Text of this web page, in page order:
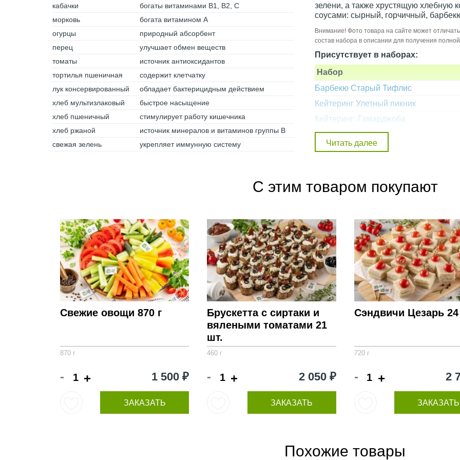
кабачки
богаты витаминами В1, В2, С
морковь
богата витамином А
огурцы
природный абсорбент
перец
улучшает обмен веществ
томаты
источник антиоксидантов
тортилья пшеничная
содержит клетчатку
лук консервированный
обладает бактерицидным действием
хлеб мультизлаковый
быстрое насыщение
хлеб пшеничный
стимулирует работу кишечника
хлеб ржаной
источник минералов и витаминов группы B
свежая зелень
укрепляет иммунную систему
зелени, а также хрустящую хлебную
соусами: сырный, горчичный,
Внимание! Фото товара на сайте может
состав набора в описании для получения
Присутствует в наборах:
Набор
Барбекю Старый Тифлис
Кейтеринг Улетный пикник
Кейтеринг: Гамарджоба
Кейтеринг: Джон-Джоли
С этим товаром покупают
Свежие овощи 870 г
870 г
- + 1 500 ₽
ЗАКАЗАТЬ
Брускетта с сиртаки и
вялеными томатами 21
шт.
460 г
- + 2 050 ₽
ЗАКАЗАТЬ
Сэндвичи Цезарь
720 г
- + 2
ЗАКАЗАТЬ
Похожие товары